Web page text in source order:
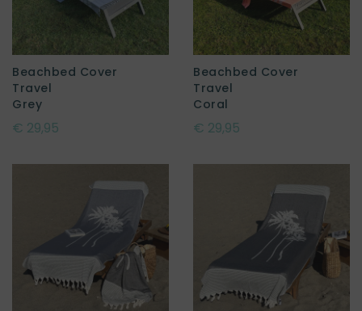
Beachbed Cover
Travel
Grey
€ 29,95
Beachbed Cover
Travel
Coral
€ 29,95